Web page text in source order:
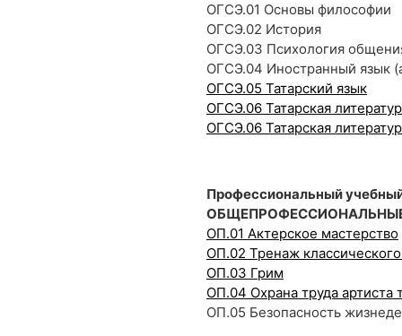
ОГСЭ.01 Основы философии
ОГСЭ.02 История
ОГСЭ.03 Психология
ОГСЭ.04 Иностранный язык
ОГСЭ.05 Татарский язык
ОГСЭ.06 Татарская
ОГСЭ.06 Татарская
Профессиональный
ОП.01 Актерское мастерство
ОП.02 Тренаж
ОП.03 Грим
ОП.04 Охрана труда артиста
ОП.05 Безопасность